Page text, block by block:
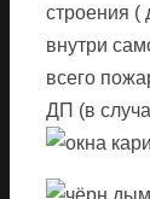
строения (
внутри
всего
ДП (в